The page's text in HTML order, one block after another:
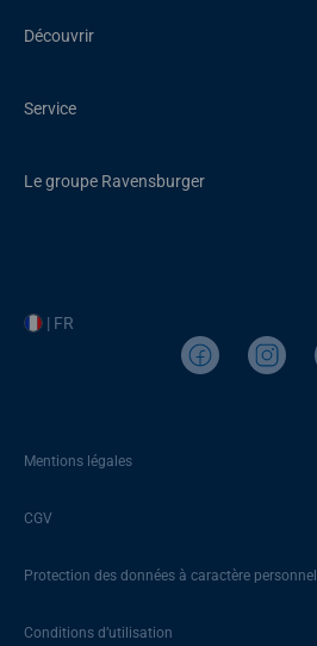
Découvrir
Service
Le groupe Ravensburger
| FR
Mentions légales
CGV
Protection des données à caractère personnel
Conditions d’utilisation